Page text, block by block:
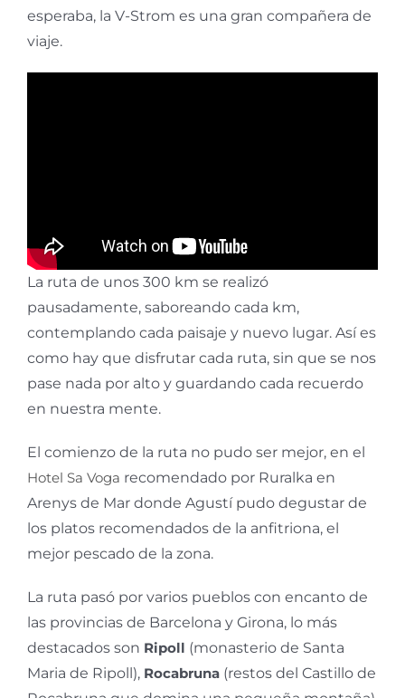
esperaba, la V-Strom es una gran compañera de
viaje.
La ruta de unos 300 km se realizó
pausadamente, saboreando cada km,
contemplando cada paisaje y nuevo lugar. Así es
como hay que disfrutar cada ruta, sin que se nos
pase nada por alto y guardando cada recuerdo
en nuestra mente.
El comienzo de la ruta no pudo ser mejor, en el
Hotel Sa Voga recomendado por Ruralka en
Arenys de Mar donde Agustí pudo degustar de
los platos recomendados de la anfitriona, el
mejor pescado de la zona.
La ruta pasó por varios pueblos con encanto de
las provincias de Barcelona y Girona, lo más
destacados son Ripoll (monasterio de Santa
Maria de Ripoll), Rocabruna (restos del Castillo de